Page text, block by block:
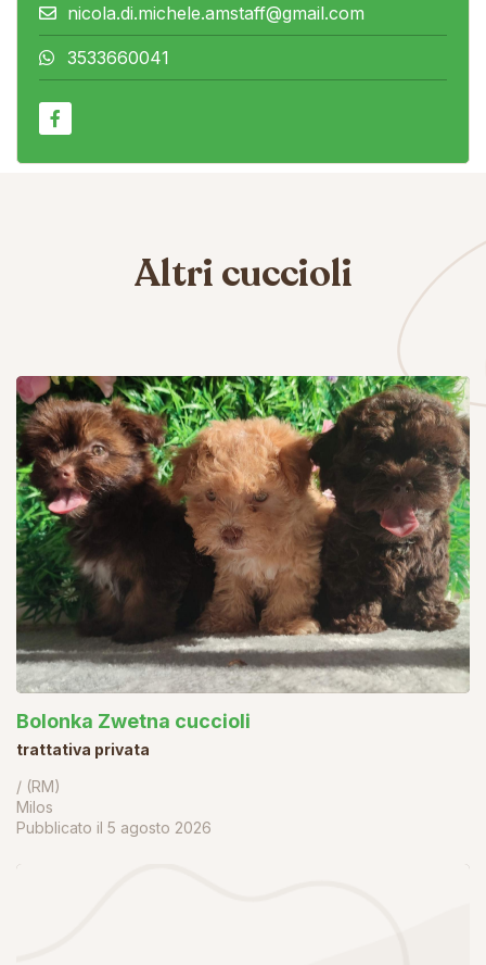
nicola.di.michele.amstaff@gmail.com
3533660041
Altri cuccioli
Bolonka Zwetna cuccioli
trattativa privata
/ (RM)
Milos
Pubblicato il 5 agosto 2026